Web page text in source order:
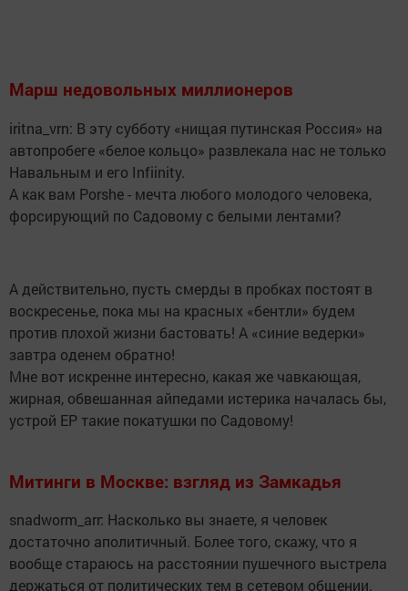
Марш недовольных миллионеров
iritna_vrn: В эту субботу «нищая путинская Россия» на
автопробеге «белое кольцо» развлекала нас не только
Навальным и его Infiinity.
А как вам Porshe - мечта любого молодого человека,
форсирующий по Садовому с белыми лентами?
А действительно, пусть смерды в пробках постоят в
воскресенье, пока мы на красных «бентли» будем
против плохой жизни бастовать! А «синие ведерки»
завтра оденем обратно!
Мне вот искренне интересно, какая же чавкающая,
жирная, обвешанная айпедами истерика началась бы,
устрой ЕР такие покатушки по Садовому!
Митинги в Москве: взгляд из Замкадья
snadworm_arr: Насколько вы знаете, я человек
достаточно аполитичный. Более того, скажу, что я
вообще стараюсь на расстоянии пушечного выстрела
держаться от политических тем в сетевом общении.